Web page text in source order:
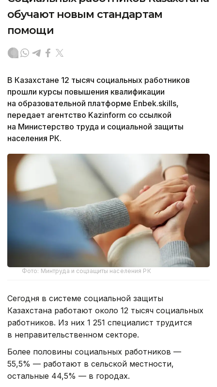
обучают новым стандартам
помощи
В Казахстане 12 тысяч социальных работников
прошли курсы повышения квалификации
на образовательной платформе Enbek.skills,
передает агентство Kazinform со ссылкой
на Министерство труда и социальной защиты
населения РК.
Фото: Минтруда и соцзащиты населения РК
Сегодня в системе социальной защиты
Казахстана работают около 12 тысяч социальных
работников. Из них 1 251 специалист трудится
в неправительственном секторе.
Более половины социальных работников —
55,5% — работают в сельской местности,
остальные 44,5% — в городах.